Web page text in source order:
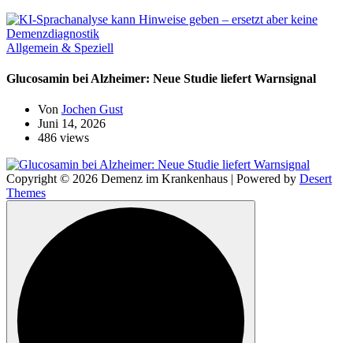
Allgemein & Speziell
Glucosamin bei Alzheimer: Neue Studie liefert Warnsignal
Von Jochen Gust
Juni 14, 2026
486 views
Copyright © 2026 Demenz im Krankenhaus | Powered by Desert
Themes